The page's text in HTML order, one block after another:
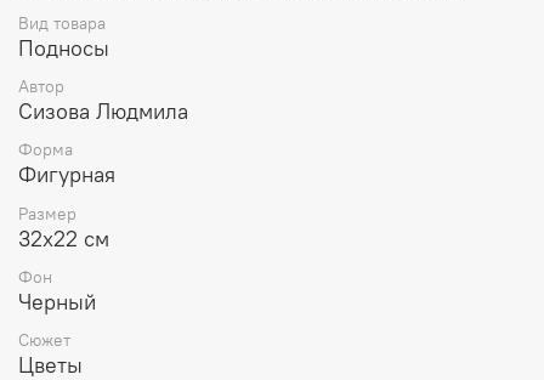
Вид товара
Подносы
Автор
Сизова Людмила
Форма
Фигурная
Размер
32х22 см
Фон
Черный
Сюжет
Цветы